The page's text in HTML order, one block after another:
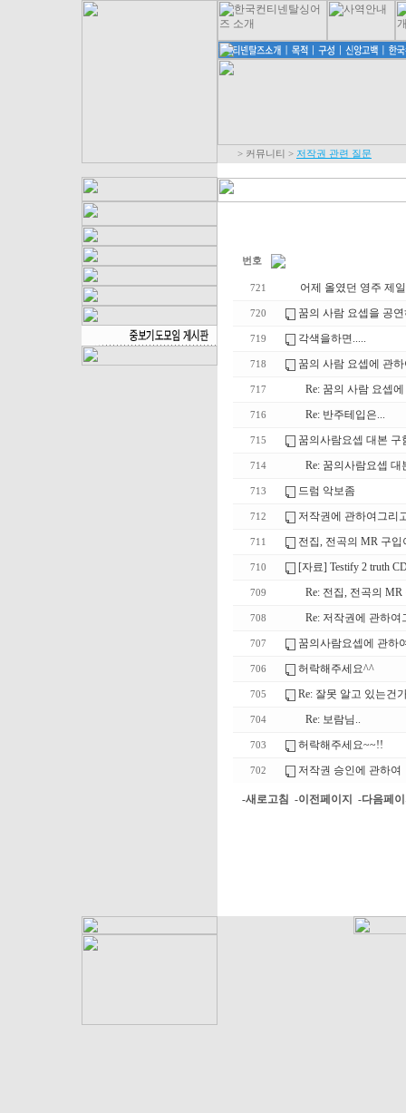
> 커뮤니티 > 저작권 관련 질문
번호
721 어제 올였던 영주 제
720 꿈의 사람 요셉을 공
719 각색을하면.....
718 꿈의 사람 요셉에 관하
717 Re: 꿈의 사람 요셉
716 Re: 반주테입은...
715 꿈의사람요셉 대본 구
714 Re: 꿈의사람요셉 대
713 드럼 악보좀
712 저작권에 관하여그리
711 전집, 전곡의 MR 구입
710 [자료] Testify 2 truth
709 Re: 전집, 전곡의
708 Re: 저작권에 관하여
707 꿈의사람요셉에 관하
706 허락해주세요^^
705 Re: 잘못 알고 있는건
704 Re: 보람님..
703 허락해주세요~~!!
702 저작권 승인에 관하여
-새로고침 -이전페이지 -다음페